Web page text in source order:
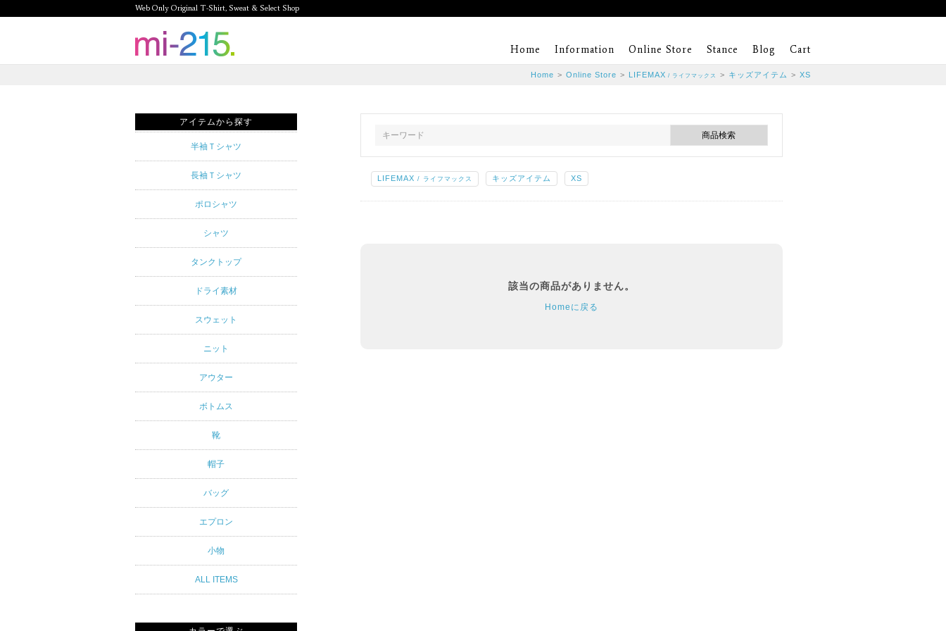
Web Only Original T-Shirt, Sweat & Select Shop
mi-215.
Original T-
Sweat &
Select
Shop mi-
215. Tシャ
ツを中心と
したカジュ
アルスタイ
ルブランド
専門通販
Home Information Online Store Stance Blog Cart
Home > Online Store > LIFEMAX / ライフマックス > キッズアイテム > XS
LIFEMAX / ライフマックス キッズアイテム XS
該当の商品がありません。
Homeに戻る
アイテムから探す
半袖Ｔシャツ
長袖Ｔシャツ
ポロシャツ
シャツ
タンクトップ
ドライ素材
スウェット
ニット
アウター
ボトムス
靴
帽子
バッグ
エプロン
小物
ALL ITEMS